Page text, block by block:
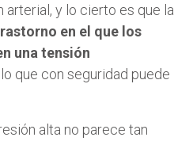
y lo cierto es que la
en el que los
una tensión
lo que con seguridad puede
alta no parece tan